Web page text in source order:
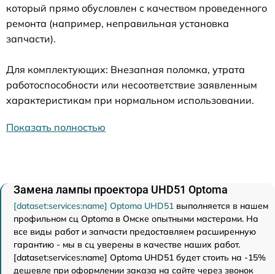
который прямо обусловлен с качеством проведенного
ремонта (например, неправильная установка
запчасти).
Для комплектующих: Внезапная поломка, утрата
работоспособности или несоответствие заявленным
характеристикам при нормальном использовании.
Показать полностью
Замена лампы проектора UHD51 Optoma
[dataset:services:name] Optoma UHD51 выполняется в нашем
профильном сц Optoma в Омске опытными мастерами. На
все виды работ и запчасти предоставляем расширенную
гарантию - мы в сц уверены в качестве наших работ.
[dataset:services:name] Optoma UHD51 будет стоить на -15%
дешевле при оформлении заказа на сайте через звонок